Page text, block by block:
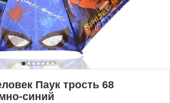
Паук трость 68
синий